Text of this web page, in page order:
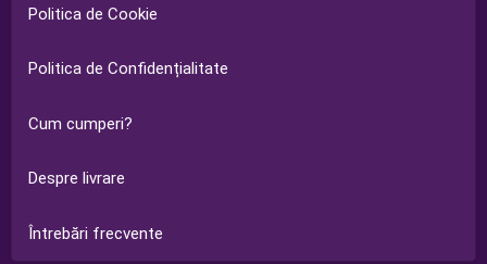
Politica de Cookie
Politica de Confidențialitate
Cum cumperi?
Despre livrare
Întrebări frecvente